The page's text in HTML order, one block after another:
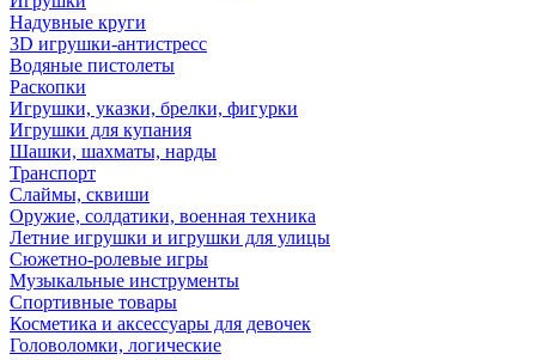
Надувные круги
3D игрушки-антистресс
Водяные пистолеты
Раскопки
Игрушки, указки, брелки, фигурки
Игрушки для купания
Шашки, шахматы, нарды
Транспорт
Слаймы, сквиши
Оружие, солдатики, военная техника
Летние игрушки и игрушки для улицы
Сюжетно-ролевые игры
Музыкальные инструменты
Спортивные товары
Косметика и аксессуары для девочек
Головоломки, логические